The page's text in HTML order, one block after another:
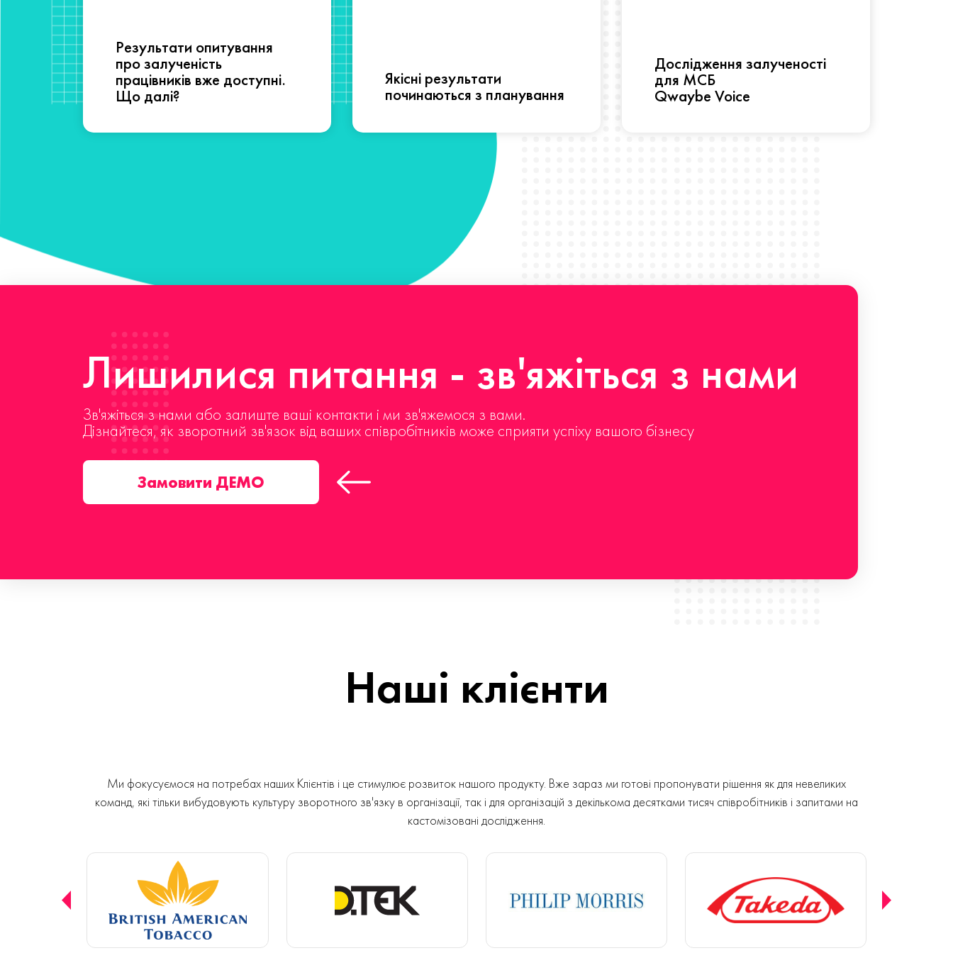
Результати опитування
про залученість
працівників вже доступні.
Що далі?
Якісні результати
починаються з планування
Дослідження залученості
для МСБ
Qwaybe Voice
Лишилися питання - зв'яжіться з нами
Зв'яжіться з нами або залиште ваші контакти і ми зв'яжемося з вами.
Дізнайтеся, як зворотний зв'язок від ваших співробітників може сприяти успіху вашого бізнесу
Замовити ДЕМО
Наші клієнти
Ми фокусуємося на потребах наших Клієнтів і це стимулює розвиток нашого продукту. Вже зараз ми готові пропонувати рішення як для невеликих
команд, які тільки вибудовують культуру зворотного зв'язку в організації, так і для організацій з декількома десятками тисяч співробітників і запитами на
кастомізовані дослідження.